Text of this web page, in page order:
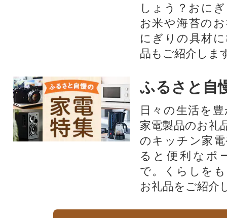
しょう？おに
お米や海苔の
にぎりの具材
品もご紹介しま
ふるさと自
日々の生活を
家電製品のお礼
のキッチン家
ると便利なポ
で。くらしを
お礼品をご紹介